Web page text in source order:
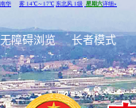
无障碍浏览 长者模式